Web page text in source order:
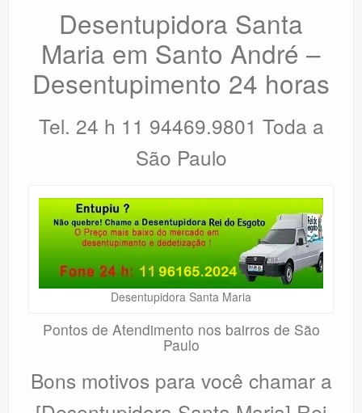
Desentupidora Santa
Maria em Santo André –
Desentupimento 24 horas
Tel. 24 h 11 94469.9801 Toda a
São Paulo
Desentupidora Santa Maria
Pontos de Atendimento nos bairros de São
Paulo
Bons motivos para você chamar a